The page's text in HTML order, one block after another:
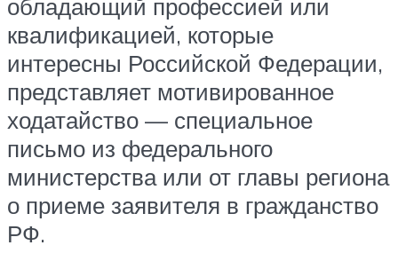
обладающий профессией или
квалификацией, которые
интересны Российской Федерации,
представляет мотивированное
ходатайство — специальное
письмо из федерального
министерства или от главы региона
о приеме заявителя в гражданство
РФ.